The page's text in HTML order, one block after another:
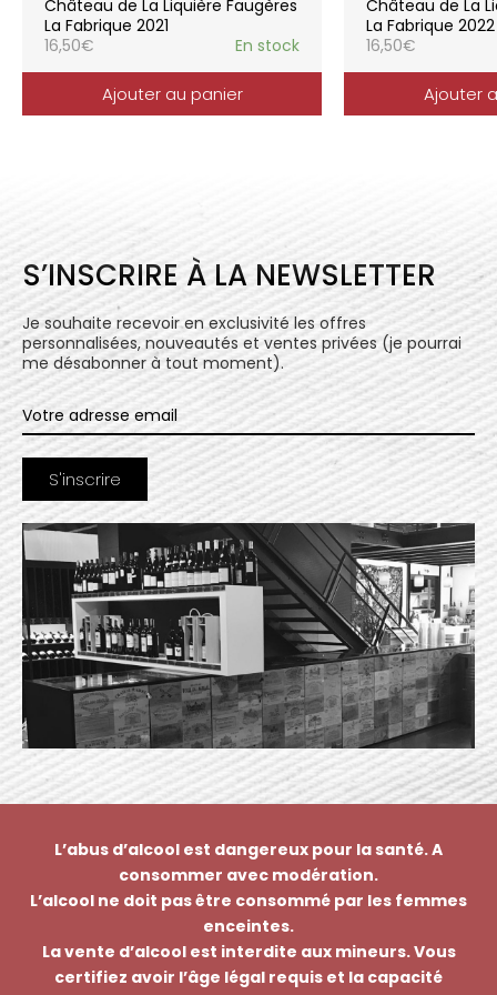
l’expression du terroir.
Château de La Liquière Faugères
La Fabrique 2021
16,50€ En stock
Ajouter au panier
Château de La
La Fabrique 2022
16,50€
Ajouter
S’INSCRIRE À LA NEWSLETTER
Je souhaite recevoir en exclusivité les offres
personnalisées, nouveautés et ventes privées (je pourrai
me désabonner à tout moment).
L’abus d’alcool est dangereux pour la santé. A
consommer avec modération.
L’alcool ne doit pas être consommé par les femmes
enceintes.
La vente d’alcool est interdite aux mineurs. Vous
certifiez avoir l’âge légal requis et la capacité